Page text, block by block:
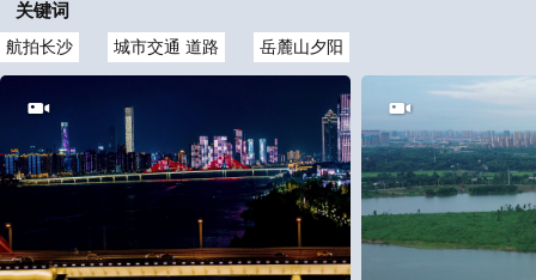
关键词
航拍长沙 城市交通 道路 岳麓山夕阳
200 1